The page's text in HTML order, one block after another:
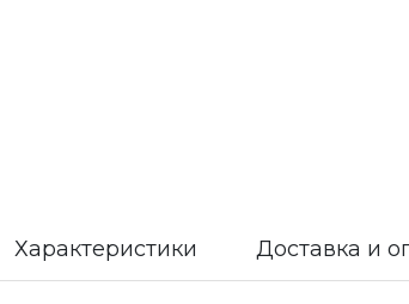
Характеристики Доставка и